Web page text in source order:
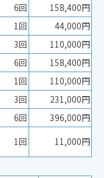
6回 158,400円
1回
44,000円
3回
110,000円
6回
158,400円
1回
110,000円
3回
231,000円
6回
396,000円
1回 11,000円